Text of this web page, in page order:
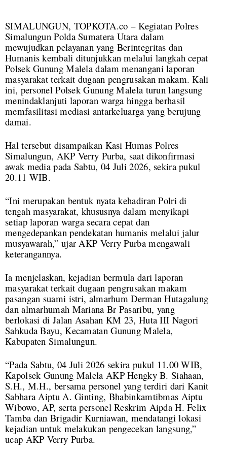
SIMALUNGUN, TOPKOTA.co – Kegiatan Polres
Simalungun Polda Sumatera Utara dalam
mewujudkan pelayanan yang Berintegritas dan
Humanis kembali ditunjukkan melalui langkah cepat
Polsek Gunung Malela dalam menangani laporan
masyarakat terkait dugaan pengrusakan makam. Kali
ini, personel Polsek Gunung Malela turun langsung
menindaklanjuti laporan warga hingga berhasil
memfasilitasi mediasi antarkeluarga yang berujung
damai.
Hal tersebut disampaikan Kasi Humas Polres
Simalungun, AKP Verry Purba, saat dikonfirmasi
awak media pada Sabtu, 04 Juli 2026, sekira pukul
20.11 WIB.
“Ini merupakan bentuk nyata kehadiran Polri di
tengah masyarakat, khususnya dalam menyikapi
setiap laporan warga secara cepat dan
mengedepankan pendekatan humanis melalui jalur
musyawarah,” ujar AKP Verry Purba mengawali
keterangannya.
Ia menjelaskan, kejadian bermula dari laporan
masyarakat terkait dugaan pengrusakan makam
pasangan suami istri, almarhum Derman Hutagalung
dan almarhumah Mariana Br Pasaribu, yang
berlokasi di Jalan Asahan KM 23, Huta III Nagori
Sahkuda Bayu, Kecamatan Gunung Malela,
Kabupaten Simalungun.
“Pada Sabtu, 04 Juli 2026 sekira pukul 11.00 WIB,
Kapolsek Gunung Malela AKP Hengky B. Siahaan,
S.H., M.H., bersama personel yang terdiri dari Kanit
Sabhara Aiptu A. Ginting, Bhabinkamtibmas Aiptu
Wibowo, AP, serta personel Reskrim Aipda H. Felix
Tamba dan Brigadir Kurniawan, mendatangi lokasi
kejadian untuk melakukan pengecekan langsung,”
ucap AKP Verry Purba.